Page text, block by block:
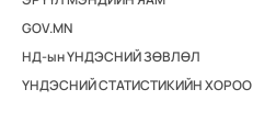
GOV.MN
НД-ын ҮНДЭСНИЙ ЗӨВЛӨЛ
ҮНДЭСНИЙ СТАТИСТИКИЙН ХОРОО